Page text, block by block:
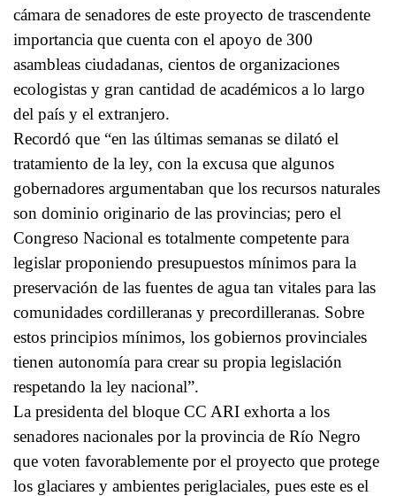
cámara de senadores de este proyecto de trascendente
importancia que cuenta con el apoyo de 300
asambleas ciudadanas, cientos de organizaciones
ecologistas y gran cantidad de académicos a lo largo
del país y el extranjero.
Recordó que “en las últimas semanas se dilató el
tratamiento de la ley, con la excusa que algunos
gobernadores argumentaban que los recursos naturales
son dominio originario de las provincias; pero el
Congreso Nacional es totalmente competente para
legislar proponiendo presupuestos mínimos para la
preservación de las fuentes de agua tan vitales para las
comunidades cordilleranas y precordilleranas. Sobre
estos principios mínimos, los gobiernos provinciales
tienen autonomía para crear su propia legislación
respetando la ley nacional”.
La presidenta del bloque CC ARI exhorta a los
senadores nacionales por la provincia de Río Negro
que voten favorablemente por el proyecto que protege
los glaciares y ambientes periglaciales, pues este es el